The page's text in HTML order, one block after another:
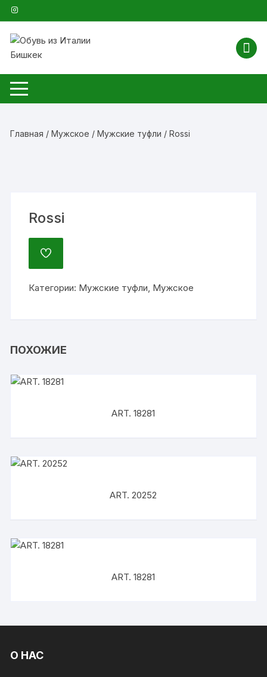
Перейти
к
содержимому
Главная /Мужское /Мужские туфли / Rossi
Rossi
ДОБАВИТЬ
Категории: Мужские туфли, Мужское
ПОХОЖИЕ
ART. 18281
ART. 20252
ART. 18281
О НАС